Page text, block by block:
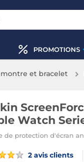
PROMOTIONS
montre et bracelet
Watch
de protection d'écran
2 avis clients